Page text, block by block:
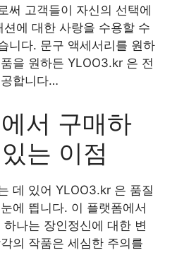
써 고객들이 자신의 선택에
에 대한 사랑을 수용할 수
니다. 문구 액세서리를 원하
을 원하든 YLOO3.kr 은 전
합니다…
서 구매하
는 이점
데 있어 YLOO3.kr 은 품질
에 띕니다. 이 플랫폼에서
나는 장인정신에 대한 변
의 작품은 세심한 주의를